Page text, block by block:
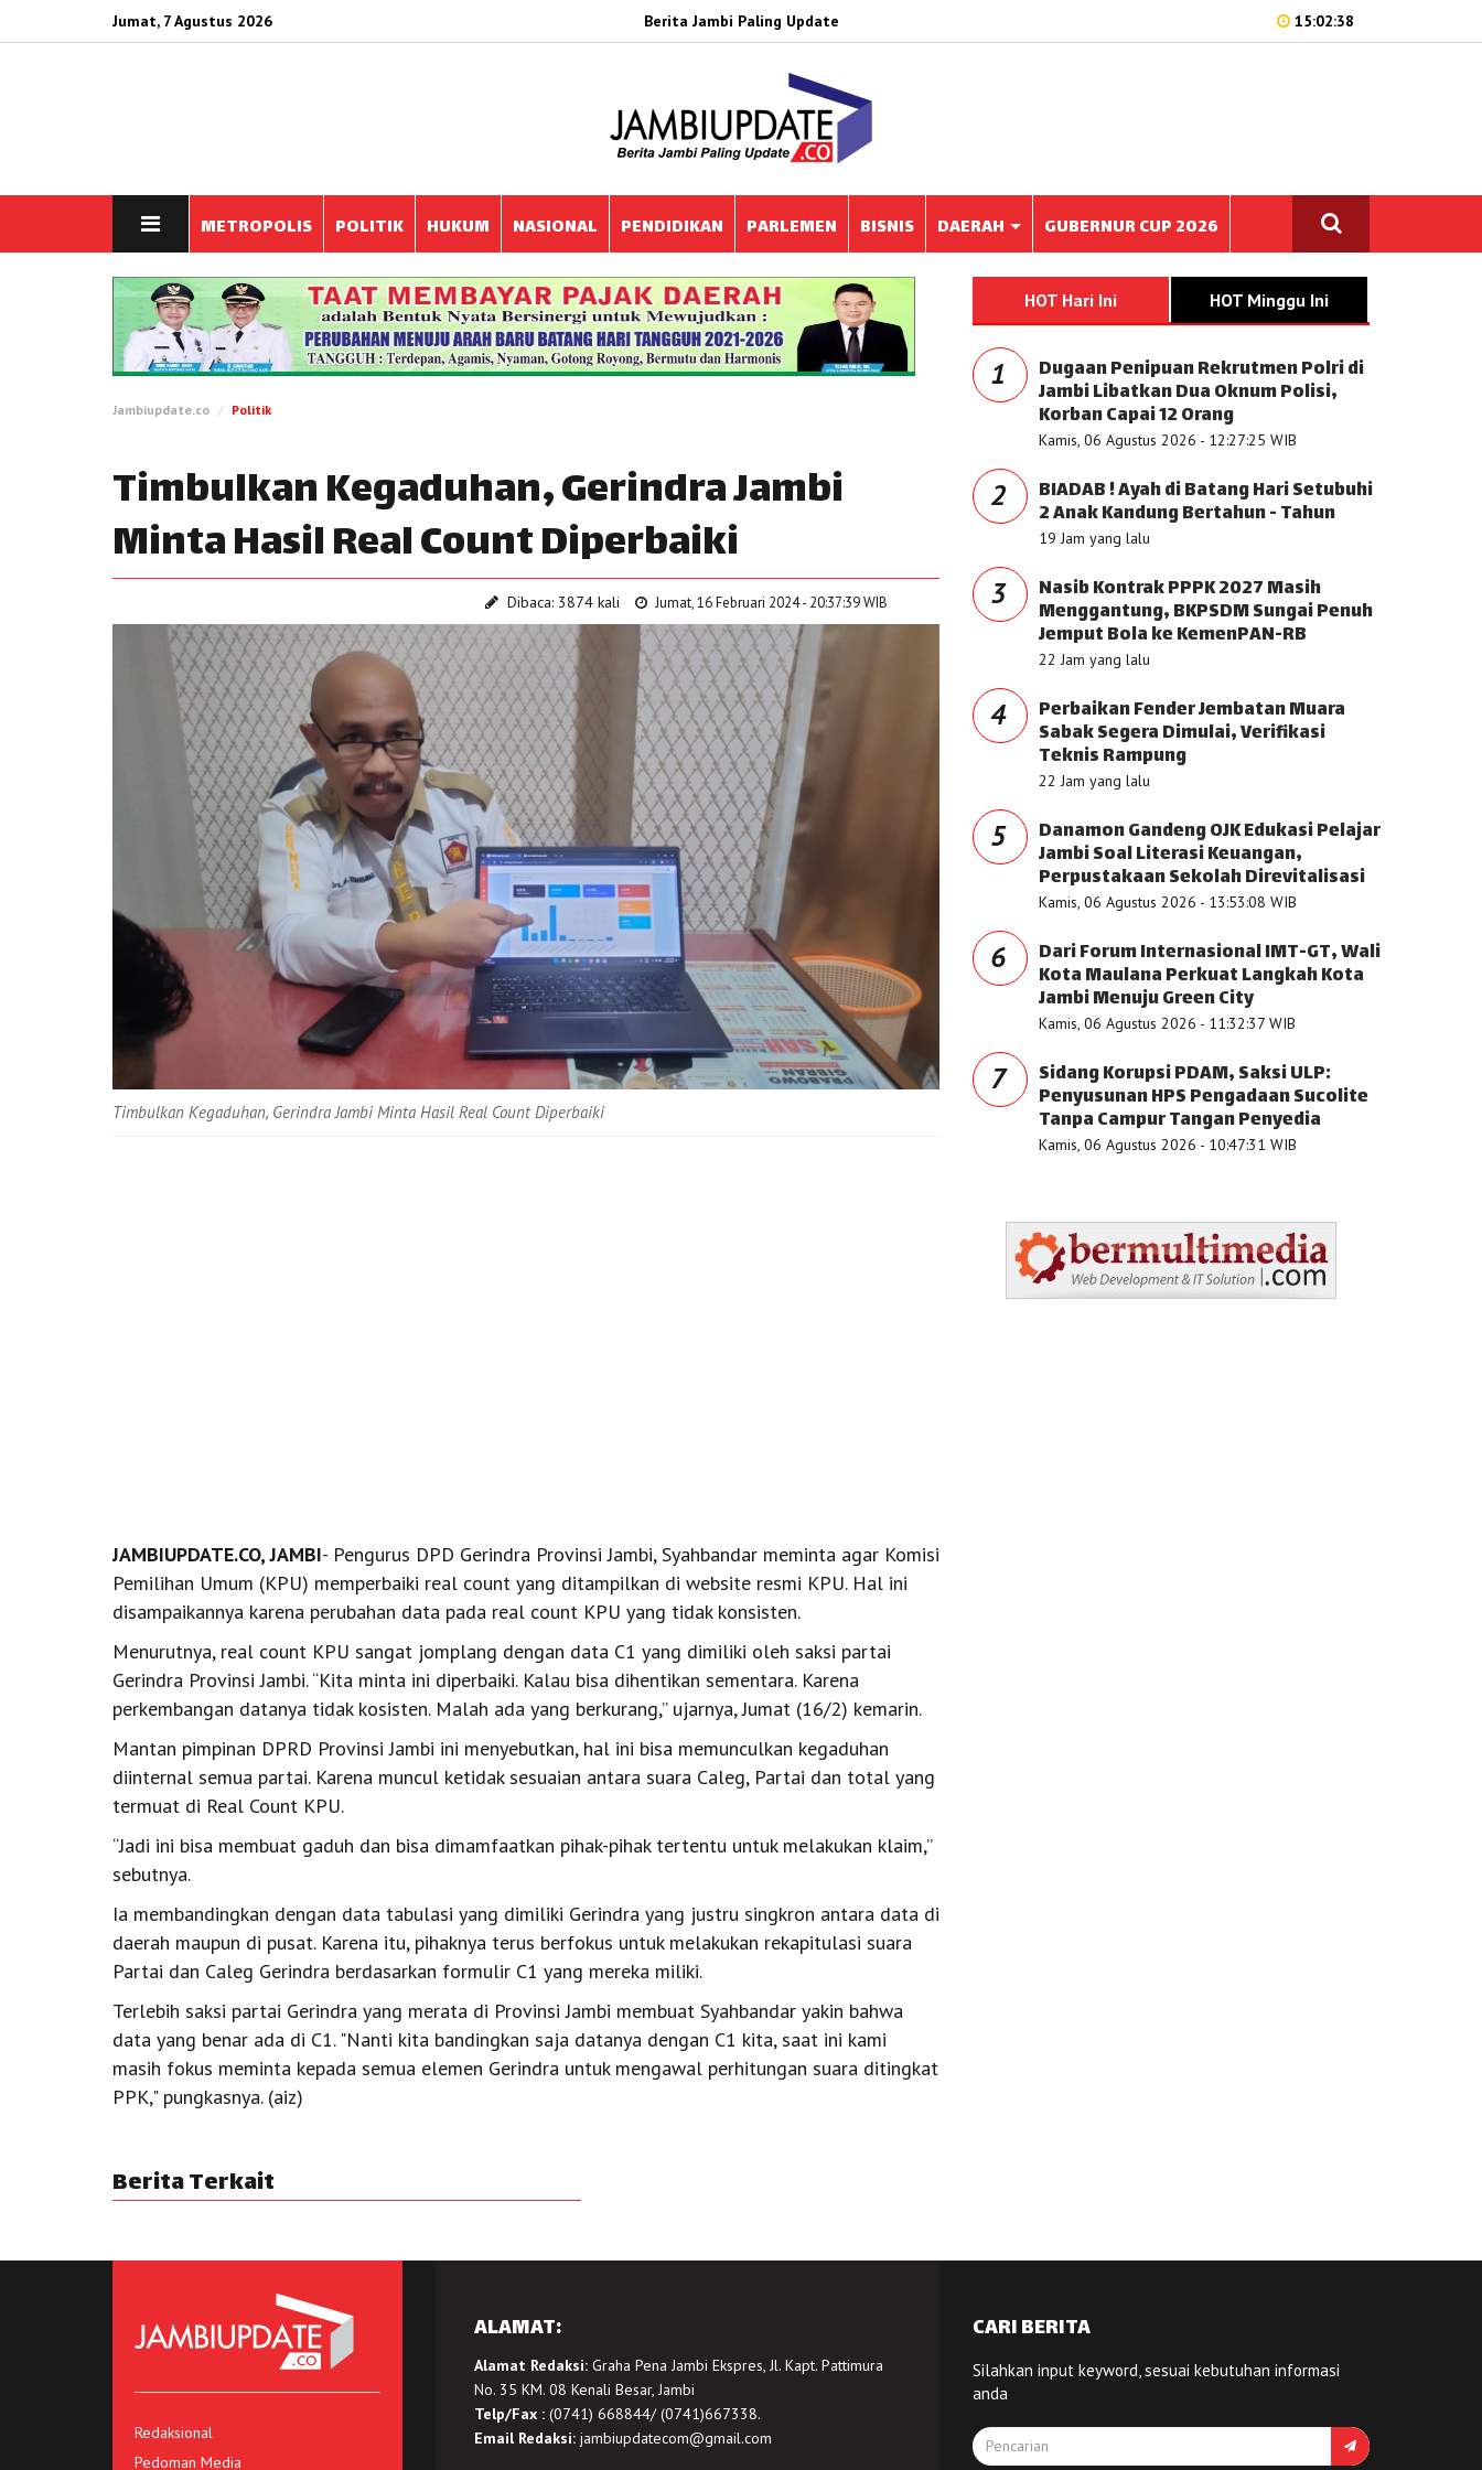
Jumat, 7 Agustus 2026 Berita Jambi Paling Update 15:02:38
METROPOLIS POLITIK HUKUM NASIONAL PENDIDIKAN PARLEMEN BISNIS DAERAH GUBERNUR CUP 2026
Jambiupdate.co Politik
Timbulkan Kegaduhan, Gerindra Jambi
Minta Hasil Real Count Diperbaiki
Dibaca: 3874 kali Jumat, 16 Februari 2024 - 20:37:39 WIB
Timbulkan Kegaduhan, Gerindra Jambi Minta Hasil Real Count Diperbaiki
JAMBIUPDATE.CO, JAMBI- Pengurus DPD Gerindra Provinsi Jambi, Syahbandar meminta agar Komisi
Pemilihan Umum (KPU) memperbaiki real count yang ditampilkan di website resmi KPU. Hal ini
disampaikannya karena perubahan data pada real count KPU yang tidak konsisten.
Menurutnya, real count KPU sangat jomplang dengan data C1 yang dimiliki oleh saksi partai
Gerindra Provinsi Jambi. “Kita minta ini diperbaiki. Kalau bisa dihentikan sementara. Karena
perkembangan datanya tidak kosisten. Malah ada yang berkurang,” ujarnya, Jumat (16/2) kemarin.
Mantan pimpinan DPRD Provinsi Jambi ini menyebutkan, hal ini bisa memunculkan kegaduhan
diinternal semua partai. Karena muncul ketidak sesuaian antara suara Caleg, Partai dan total yang
termuat di Real Count KPU.
“Jadi ini bisa membuat gaduh dan bisa dimamfaatkan pihak-pihak tertentu untuk melakukan klaim,”
sebutnya.
Ia membandingkan dengan data tabulasi yang dimiliki Gerindra yang justru singkron antara data di
daerah maupun di pusat. Karena itu, pihaknya terus berfokus untuk melakukan rekapitulasi suara
Partai dan Caleg Gerindra berdasarkan formulir C1 yang mereka miliki.
Terlebih saksi partai Gerindra yang merata di Provinsi Jambi membuat Syahbandar yakin bahwa
data yang benar ada di C1. "Nanti kita bandingkan saja datanya dengan C1 kita, saat ini kami
masih fokus meminta kepada semua elemen Gerindra untuk mengawal perhitungan suara ditingkat
PPK," pungkasnya. (aiz)
Berita Terkait
HOT Hari Ini HOT Minggu Ini
1 Dugaan Penipuan Rekrutmen Polri di
Jambi Libatkan Dua Oknum Polisi,
Korban Capai 12 Orang
Kamis, 06 Agustus 2026 - 12:27:25 WIB
2 BIADAB ! Ayah di Batang Hari Setubuhi
2 Anak Kandung Bertahun - Tahun
19 Jam yang lalu
3 Nasib Kontrak PPPK 2027 Masih
Menggantung, BKPSDM Sungai Penuh
Jemput Bola ke KemenPAN-RB
22 Jam yang lalu
4 Perbaikan Fender Jembatan Muara
Sabak Segera Dimulai, Verifikasi
Teknis Rampung
22 Jam yang lalu
5 Danamon Gandeng OJK Edukasi Pelajar
Jambi Soal Literasi Keuangan,
Perpustakaan Sekolah Direvitalisasi
Kamis, 06 Agustus 2026 - 13:53:08 WIB
6 Dari Forum Internasional IMT-GT, Wali
Kota Maulana Perkuat Langkah Kota
Jambi Menuju Green City
Kamis, 06 Agustus 2026 - 11:32:37 WIB
7 Sidang Korupsi PDAM, Saksi ULP:
Penyusunan HPS Pengadaan Sucolite
Tanpa Campur Tangan Penyedia
Kamis, 06 Agustus 2026 - 10:47:31 WIB
Redaksional
Pedoman Media
ALAMAT:
Alamat Redaksi:Graha Pena Jambi Ekspres, Jl. Kapt. Pattimura
No. 35 KM. 08 Kenali Besar, Jambi
Telp/Fax :(0741) 668844/ (0741)667338.
Email Redaksi: jambiupdatecom@gmail.com
CARI BERITA
Silahkan input keyword, sesuai kebutuhan informasi
anda